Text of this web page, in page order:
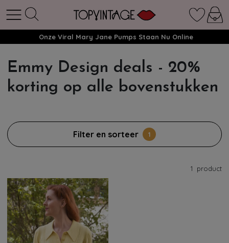
Onze Viral Mary Jane Pumps Staan Nu Online
Emmy Design deals - 20%
korting op alle bovenstukken
Filter en sorteer 1
1 product